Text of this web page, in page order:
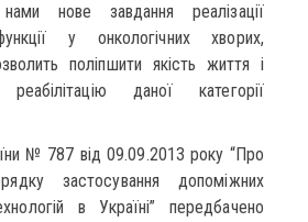
нове завдання реалізації
у онкологічних хворих,
поліпшити якість життя і
реабілітацію даної категорії
№ 787 від 09.09.2013 року “Про
застосування допоміжних
в Україні” передбачено